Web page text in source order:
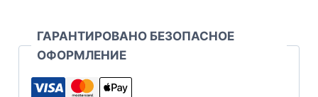
ГАРАНТИРОВАНО БЕЗОПАСНОЕ
ОФОРМЛЕНИЕ